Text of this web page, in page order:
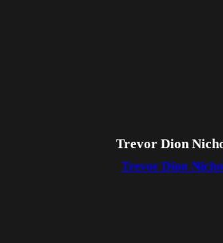
Trevor Dion
Trevor Dion